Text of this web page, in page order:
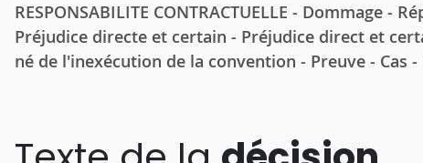
RESPONSABILITE CONTRACTUELLE - Dommage -
Préjudice directe et certain - Préjudice direct et
né de l'inexécution de la convention - Preuve - Cas